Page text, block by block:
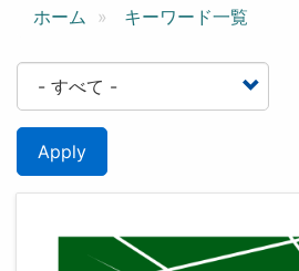
ホーム キーワード一覧
Apply